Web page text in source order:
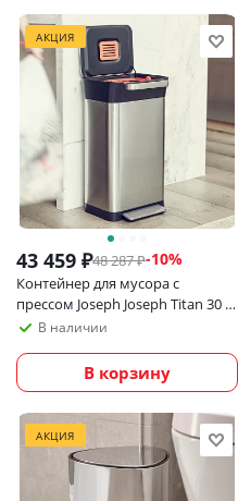
АКЦИЯ
43 459 ₽48 287₽-10%
Контейнер для мусора с
прессом Joseph Joseph Titan 30 л
из нержавеющей стали
В наличии
В корзину
АКЦИЯ